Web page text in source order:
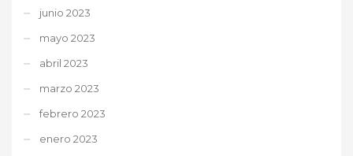
junio 2023
mayo 2023
abril 2023
marzo 2023
febrero 2023
enero 2023